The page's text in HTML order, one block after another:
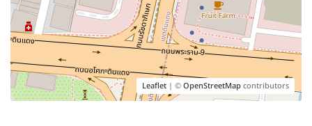
Leaflet | ©OpenStreetMapcontributors